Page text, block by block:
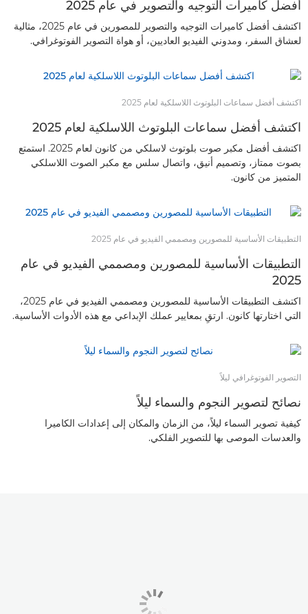
أفضل كاميرات التوجيه والتصوير في عام 2025
اكتشف أفضل كاميرات التوجيه والتصوير للمصورين في عام 2025، مثالية
لعشاق السفر، ومدوني الفيديو العاديين، أو هواة التصوير الفوتوغرافي.
اكتشف أفضل سماعات البلوتوث اللاسلكية لعام 2025
اكتشف أفضل سماعات البلوتوث اللاسلكية لعام 2025
اكتشف أفضل مكبر صوت بلوتوث لاسلكي من كانون لعام 2025. استمتع
بصوت ممتاز، وتصميم أنيق، واتصال سلس مع مكبر الصوت اللاسلكي
المتميز من كانون.
التطبيقات الأساسية للمصورين ومصممي الفيديو في عام 2025
التطبيقات الأساسية للمصورين ومصممي الفيديو في عام
2025
اكتشف التطبيقات الأساسية للمصورين ومصممي الفيديو في عام 2025،
التي اختارتها كانون. ارتقِ بمعايير عملك الإبداعي مع هذه الأدوات الأساسية.
التصوير الفوتوغرافي ليلاً
نصائح لتصوير النجوم والسماء ليلاً
كيفية تصوير السماء ليلاً، من الزمان والمكان إلى إعدادات الكاميرا
والعدسات الموصى بها للتصوير الفلكي.